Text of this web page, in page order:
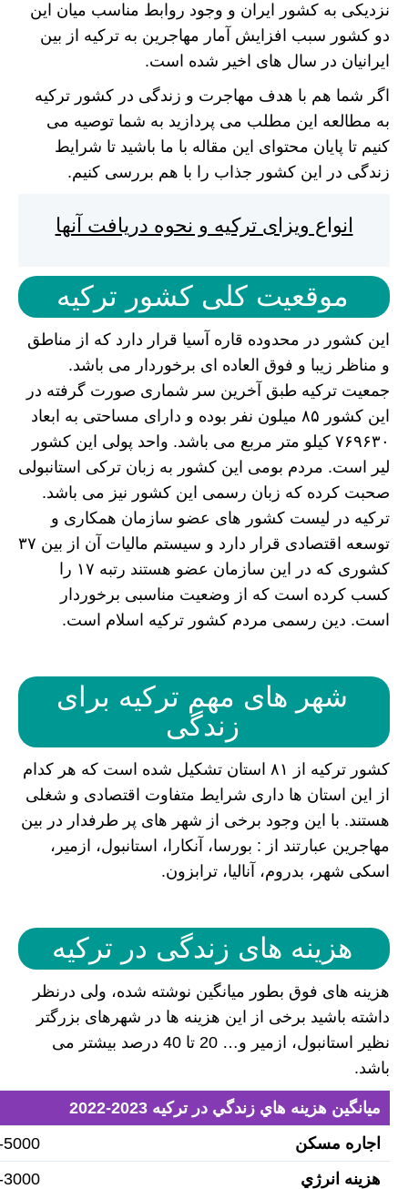
نزدیکی به کشور ایران و وجود روابط مناسب میان این
دو کشور سبب افزایش آمار مهاجرین به ترکیه از بین
ایرانیان در سال های اخیر شده است.
اگر شما هم با هدف مهاجرت و زندگی در کشور ترکیه
به مطالعه این مطلب می پردازید به شما توصیه می
کنیم تا پایان محتوای این مقاله با ما باشید تا شرایط
زندگی در این کشور جذاب را با هم بررسی کنیم.
انواع ویزای ترکیه و نحوه دریافت آنها
موقعیت کلی کشور ترکیه
این کشور در محدوده قاره آسیا قرار دارد که از مناطق
و مناظر زیبا و فوق العاده ای برخوردار می باشد.
جمعیت ترکیه طبق آخرین سر شماری صورت گرفته در
این کشور ۸۵ میلون نفر بوده و دارای مساحتی به ابعاد
۷۶۹۶۳۰ کیلو متر مربع می باشد. واحد پولی این کشور
لیر است. مردم بومی این کشور به زبان ترکی استانبولی
صحبت کرده که زبان رسمی این کشور نیز می باشد.
ترکیه در لیست کشور های عضو سازمان همکاری و
توسعه اقتصادی قرار دارد و سیستم مالیات آن از بین ۳۷
کشوری که در این سازمان عضو هستند رتبه ۱۷ را
کسب کرده است که از وضعیت مناسبی برخوردار
است. دین رسمی مردم کشور ترکیه اسلام است.
شهر های مهم ترکیه برای
زندگی
کشور ترکیه از ۸۱ استان تشکیل شده است که هر کدام
از این استان ها داری شرایط متفاوت اقتصادی و شغلی
هستند. با این وجود برخی از شهر های پر طرفدار در بین
مهاجرین عبارتند از : بورسا، آنکارا، استانبول، ازمیر،
اسکی شهر، بدروم، آنالیا، ترابزون.
هزینه های زندگی در ترکیه
هزینه های فوق بطور میانگین نوشته شده، ولی درنظر
داشته باشید برخی از این هزینه ها در شهرهای بزرگتر
نظیر استانبول، ازمیر و… 20 تا 40 درصد بیشتر می
باشد.
ميانگين هزينه هاي زندگي در ترکيه 2023-2022
اجاره مسکن
Lir
هزينه انرژي
Lir